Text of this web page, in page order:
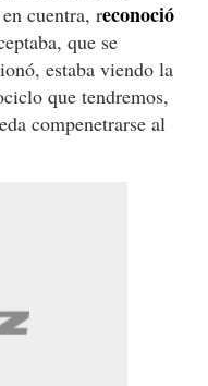
cuentra, reconoció
que se
estaba viendo la
que tendremos,
compenetrarse al